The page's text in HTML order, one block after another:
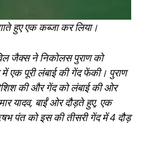
हुए एक कब्जा कर लिया।
जैक्स ने निकोलस पुराण को
एक पूरी लंबाई की गेंद फेंकी। पुराण
की और गेंद को लंबाई की ओर
यादव, बाईं ओर दौड़ते हुए, एक
पंत को इस की तीसरी गेंद में 4 दौड़